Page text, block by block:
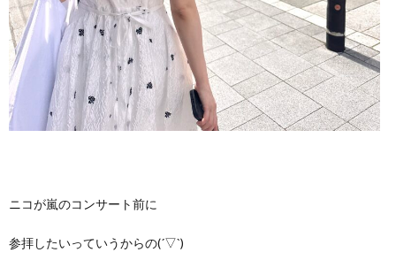
ニコが嵐のコンサート前に
参拝したいっていうからの(´▽`)